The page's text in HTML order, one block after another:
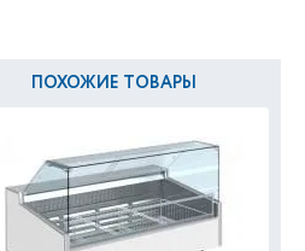
ПОХОЖИЕ ТОВАРЫ